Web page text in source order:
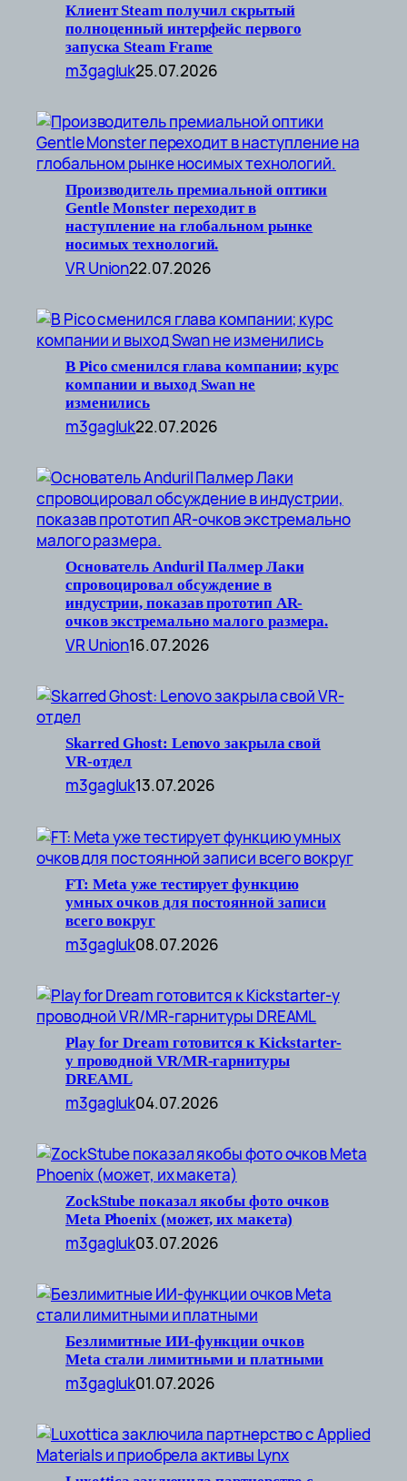
Клиент Steam получил скрытый
полноценный интерфейс первого
запуска Steam Frame
m3gagluk25.07.2026
Производитель премиальной оптики
Gentle Monster переходит в
наступление на глобальном рынке
носимых технологий.
VR Union22.07.2026
В Pico сменился глава компании; курс
компании и выход Swan не
изменились
m3gagluk22.07.2026
Основатель Anduril Палмер Лаки
спровоцировал обсуждение в
индустрии, показав прототип AR-
очков экстремально малого размера.
VR Union16.07.2026
Skarred Ghost: Lenovo закрыла свой
VR-отдел
m3gagluk13.07.2026
FT: Meta уже тестирует функцию
умных очков для постоянной записи
всего вокруг
m3gagluk08.07.2026
Play for Dream готовится к Kickstarter-
у проводной VR/MR-гарнитуры
DREAML
m3gagluk04.07.2026
ZockStube показал якобы фото очков
Meta Phoenix (может, их макета)
m3gagluk03.07.2026
Безлимитные ИИ-функции очков
Meta стали лимитными и платными
m3gagluk01.07.2026